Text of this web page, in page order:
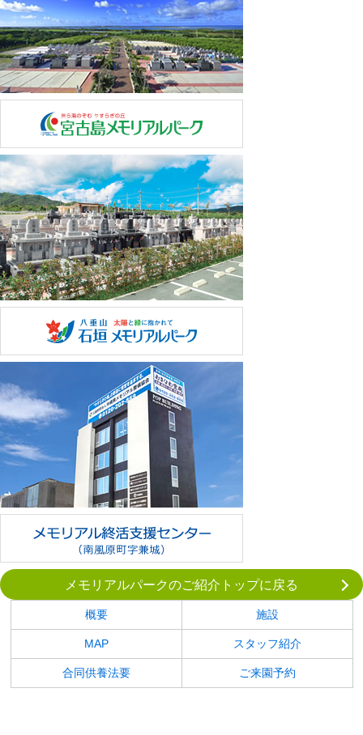
メモリアルパークのご紹介トップに戻る
概要 施設
MAP スタッフ紹介
合同供養法要 ご来園予約